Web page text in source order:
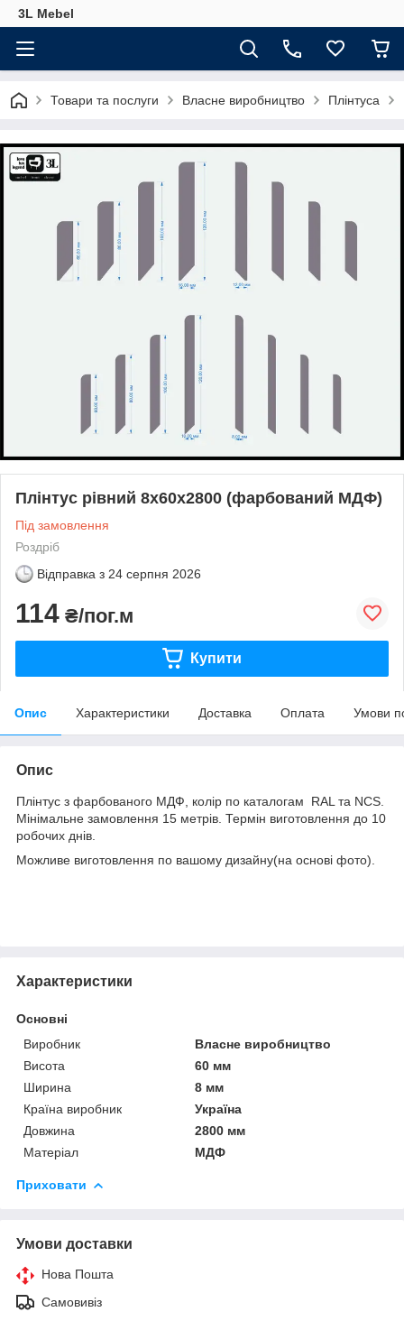
3L Mebel
Товари та послуги Власне виробництво Плінтуса
Плінтус рівний 8х60х2800 (фарбований МДФ)
Під замовлення
Роздріб
Відправка з 24 серпня 2026
114 ₴/пог.м
Купити
Опис Характеристики Доставка Оплата Умови
Опис
Плінтус з фарбованого МДФ, колір по каталогам RAL та NCS.
Мінімальне замовлення 15 метрів. Термін виготовлення до 10
робочих днів.
Можливе виготовлення по вашому дизайну(на основі фото).
Характеристики
Основні
Виробник
Власне виробництво
Висота
60 мм
Ширина
8 мм
Країна виробник
Україна
Довжина
2800 мм
Матеріал
МДФ
Приховати
Умови доставки
Нова Пошта
Самовивіз